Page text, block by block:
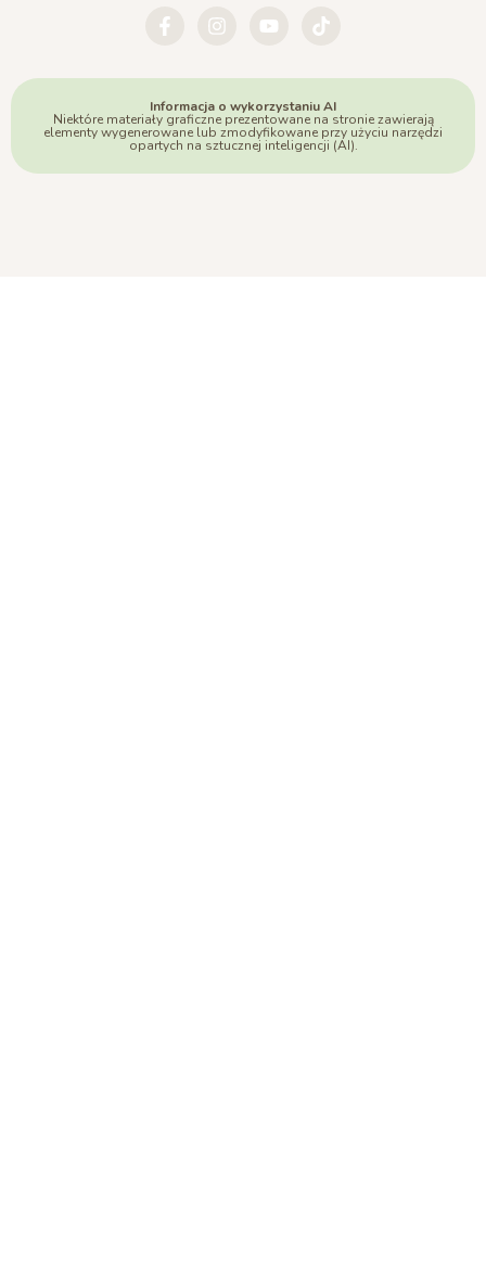
Informacja o wykorzystaniu AI
Niektóre materiały graficzne prezentowane na stronie zawierają
elementy wygenerowane lub zmodyfikowane przy użyciu narzędzi
opartych na sztucznej inteligencji (AI).